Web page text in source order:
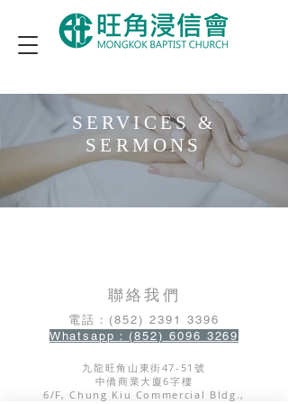
SERVICES &
SERMONS
​聯絡我們
電話：(852) 2391 3396
Whatsapp：(852) 6096 3269
九龍旺角山東街47-51號
中僑商業大廈6字樓
6/F, Chung Kiu Commercial Bldg.,